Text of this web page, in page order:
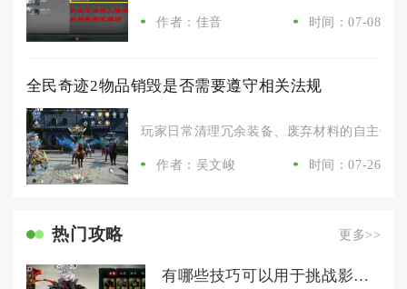
作者：佳音 时间：07-08
全民奇迹2物品销毁是否需要遵守相关法规
玩家日常清理冗余装备、废弃材料的自主销
作者：吴文峻 时间：07-26
热门攻略 更多>>
有哪些技巧可以用于挑战影之刃3秘卷